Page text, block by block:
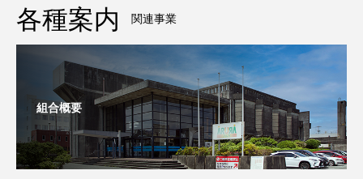
各種案内 関連事業
組合概要